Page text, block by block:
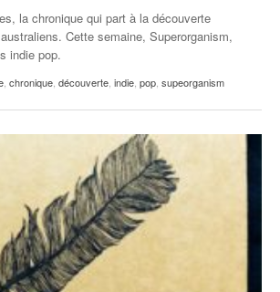
la chronique qui part à la découverte
Cette semaine, Superorganism,
indie pop.
chronique découverte indie pop supeorganism